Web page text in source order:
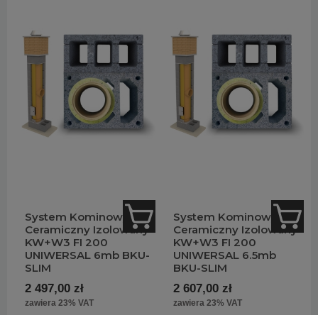
System Kominowy
Ceramiczny Izolowany
KW+W3 FI 200
UNIWERSAL 6mb BKU-
SLIM
2 497,00 zł
zawiera 23% VAT
System Kominowy
Ceramiczny Izolowany
KW+W3 FI 200
UNIWERSAL 6.5mb
BKU-SLIM
2 607,00 zł
zawiera 23% VAT